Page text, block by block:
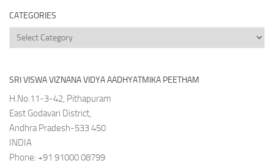
CATEGORIES
Categories
SRI VISWA VIZNANA VIDYA AADHYATMIKA PEETHAM
H.No:11-3-42, Pithapuram
East Godavari District,
Andhra Pradesh-533 450
INDIA
Phone: +91 91000 08799